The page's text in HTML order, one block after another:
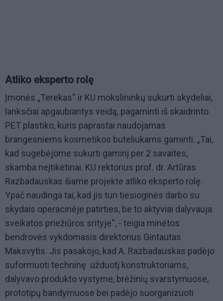
Atliko eksperto rolę
Įmonės „Terekas“ ir KU mokslininkų sukurti skydeliai,
lanksčiai apgaubiantys veidą, pagaminti iš skaidrinto
PET plastiko, kuris paprastai naudojamas
brangesniems kosmetikos buteliukams gaminti. „Tai,
kad sugebėjome sukurti gaminį per 2 savaites,
skamba neįtikėtinai. KU rektorius prof. dr. Artūras
Razbadauskas šiame projekte atliko eksperto rolę.
Ypač naudinga tai, kad jis turi tiesioginės darbo su
skydais operacinėje patirties, be to aktyviai dalyvauja
sveikatos priežiūros srityje“, - teigia minėtos
bendrovės vykdomasis direktorius Gintautas
Maksvytis. Jis pasakojo, kad A. Razbadauskas padėjo
suformuoti techninę užduotį konstruktoriams,
dalyvavo produkto vystyme, brėžinių svarstymuose,
prototipų bandymuose bei padėjo suorganizuoti